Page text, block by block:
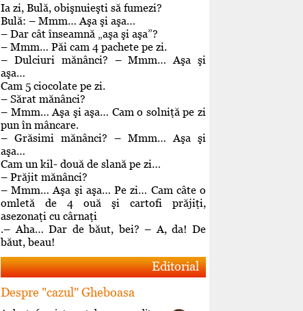
Ia zi, Bulă, obişnuieşti să fumezi?
Bulă: – Mmm… Aşa şi aşa…
– Dar cât înseamnă „aşa şi aşa”?
– Mmm… Păi cam 4 pachete pe zi.
– Dulciuri mănânci? – Mmm… Aşa şi
aşa…
Cam 5 ciocolate pe zi.
– Sărat mănânci?
– Mmm… Aşa şi aşa… Cam o solniţă pe zi
pun în mâncare.
– Grăsimi mănânci? – Mmm… Aşa şi
aşa…
Cam un kil- două de slană pe zi…
– Prăjit mănânci?
– Mmm… Aşa şi aşa… Pe zi… Cam câte o
omletă de 4 ouă şi cartofi prăjiţi,
asezonaţi cu cârnaţi
.– Aha… Dar de băut, bei? – A, da! De
băut, beau!
Editorial
Despre "cazul" Gheboasa